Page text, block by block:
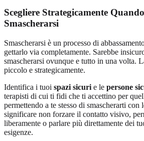
Scegliere Strategicamente
Smascherarsi
Smascherarsi è un processo di
gettarlo via completamente. Sarebbe
smascherarsi ovunque e tutto in una volta.
piccolo e strategicamente.
Identifica i tuoi spazi sicuri e le persone
terapisti di cui ti fidi che ti accettino per
permettendo a te stesso di smascherarti con
significare non forzare il contatto visivo,
liberamente o parlare più direttamente dei
esigenze.